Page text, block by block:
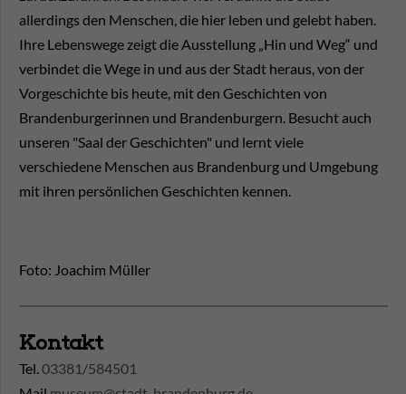
allerdings den Menschen, die hier leben und gelebt haben.
Ihre Lebenswege zeigt die Ausstellung „Hin und Weg“ und
verbindet die Wege in und aus der Stadt heraus, von der
Vorgeschichte bis heute, mit den Geschichten von
Brandenburgerinnen und Brandenburgern. Besucht auch
unseren "Saal der Geschichten" und lernt viele
verschiedene Menschen aus Brandenburg und Umgebung
mit ihren persönlichen Geschichten kennen.
Foto: Joachim Müller
Kontakt
Tel.03381/584501